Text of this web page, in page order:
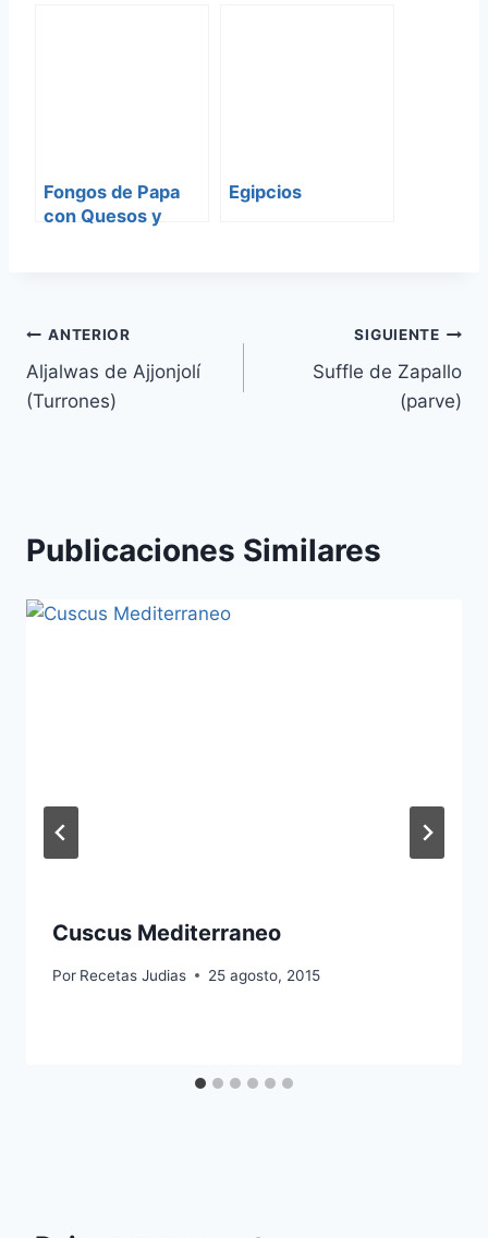
Fongos de Papa
con Quesos y
Egipcios
Navegación
de
ANTERIOR
Aljalwas de Ajjonjolí
(Turrones)
SIGUIENTE
Suffle de Zapallo
(parve)
Publicaciones Similares
Cuscus Mediterraneo
Por Recetas Judias 25 agosto, 2015